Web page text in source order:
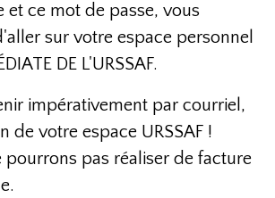
et ce mot de passe, vous
sur votre espace personnel
DE L'URSSAF.
impérativement par courriel,
de votre espace URSSAF !
pourrons pas réaliser de facture